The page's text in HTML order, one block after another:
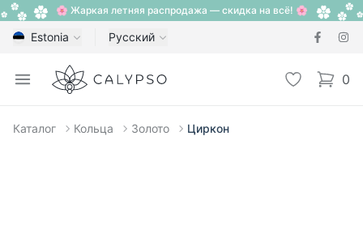
🌸 Жаркая летняя распродажа — скидка на всё! 🌸
Estonia Русский
Open menu
Calypso Избранное
0
items
Каталог Кольца Золото Циркон